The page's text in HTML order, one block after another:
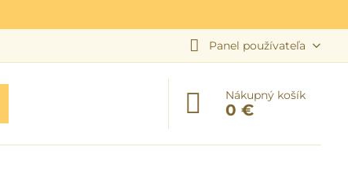
Panel používateľa
Nákupný košík
0 €